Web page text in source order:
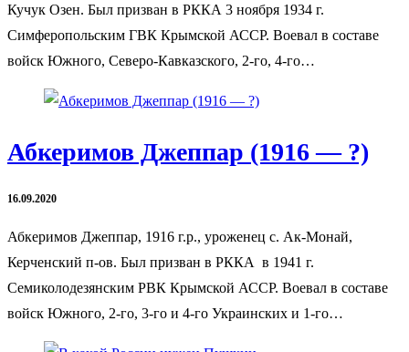
Кучук Озен. Был призван в РККА 3 ноября 1934 г.
Симферопольским ГВК Крымской АССР. Воевал в составе
войск Южного, Северо-Кавказского, 2-го, 4-го…
Абкеримов Джеппар (1916 — ?)
16.09.2020
Абкеримов Джеппар, 1916 г.р., уроженец с. Ак-Монай,
Керченский п-ов. Был призван в РККА в 1941 г.
Семиколодезянским РВК Крымской АССР. Воевал в составе
войск Южного, 2-го, 3-го и 4-го Украинских и 1-го…